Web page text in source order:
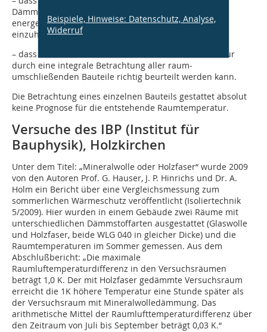
Dämmstoffs praktisch keine Bedeutung hat, dass der
energetische Mindestwärmeschutz von ≤ 0,3 W/(m²K)
einzuhalten ist,
– dass der sommerliche Wärmeschutz eines Raums nur
durch eine integrale Betrachtung aller raum­
umschließenden Bauteile richtig beurteilt werden kann.
Die Betrachtung eines einzelnen Bauteils gestattet absolut
keine Prognose für die entstehende Raumtemperatur.
Versuche des IBP (Institut für
Bauphysik), Holzkirchen
Unter dem Titel: „Mineralwolle oder Holzfaser“ wurde 2009
von den Autoren Prof. G. Hauser, J. P. Hinrichs und Dr. A.
Holm ein Bericht über eine Vergleichsmessung zum
sommerlichen Wärmeschutz veröffentlicht (Isoliertechnik
5/2009). Hier wurden in einem Gebäude zwei Räume mit
unterschiedlichen Dämmstoffarten ausgestattet (Glaswolle
und Holzfaser, beide WLG 040 in gleicher Dicke) und die
Raumtemperaturen im Sommer gemessen. Aus dem
Abschlußbericht: „Die maximale
Raumluftemperaturdifferenz in den Versuchsräumen
beträgt 1,0 K. Der mit Holzfaser gedämmte Versuchsraum
erreicht die 1K höhere Temperatur eine Stunde später als
der Versuchsraum mit Mineralwolledämmung. Das
arithmetische Mittel der Raumlufttemperaturdifferenz über
den Zeitraum von Juli bis September beträgt 0,03 K.“
Beispiele, Hinweise: Datenschutz, Analyse,
Widerruf